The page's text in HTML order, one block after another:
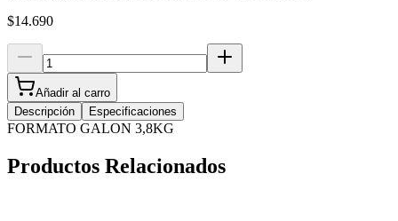
$14.690
Añadir al carro
Descripción
Especificaciones
FORMATO GALON 3,8KG
Productos Relacionados